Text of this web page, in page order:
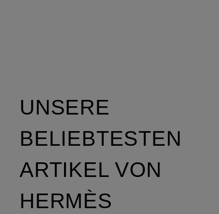
UNSERE
BELIEBTESTEN
ARTIKEL VON
HERMÈS